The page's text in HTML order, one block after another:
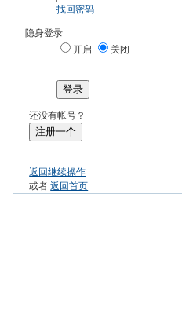
找回密码
隐身登录
开启
关闭
登录
还没有帐号？
注册一个
返回继续操作
或者返回首页